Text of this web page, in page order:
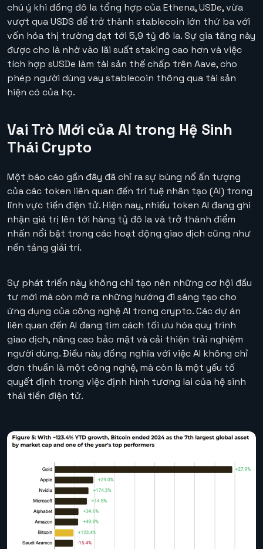
chú ý khi đồng đô la tổng hợp của Ethena, USDe, vừa
vượt qua USDS để trở thành stablecoin lớn thứ ba với
vốn hóa thị trường đạt tới 5,9 tỷ đô la. Sự gia tăng này
được cho là nhờ vào lãi suất staking cao hơn và việc
tích hợp sUSDe làm tài sản thế chấp trên Aave, cho
phép người dùng vay stablecoin thông qua tài sản
hiện có của họ.
Vai Trò Mới của AI trong Hệ Sinh
Thái Crypto
Một báo cáo gần đây đã chỉ ra sự bùng nổ ấn tượng
của các token liên quan đến trí tuệ nhân tạo (AI) trong
lĩnh vực tiền điện tử. Hiện nay, nhiều token AI đang ghi
nhận giá trị lên tới hàng tỷ đô la và trở thành điểm
nhấn nổi bật trong các hoạt động giao dịch cũng như
nền tảng giải trí.
Sự phát triển này không chỉ tạo nên những cơ hội đầu
tư mới mà còn mở ra những hướng đi sáng tạo cho
ứng dụng của công nghệ AI trong crypto. Các dự án
liên quan đến AI đang tìm cách tối ưu hóa quy trình
giao dịch, nâng cao bảo mật và cải thiện trải nghiệm
người dùng. Điều này đồng nghĩa với việc AI không chỉ
đơn thuần là một công nghệ, mà còn là một yếu tố
quyết định trong việc định hình tương lai của hệ sinh
thái tiền điện tử.